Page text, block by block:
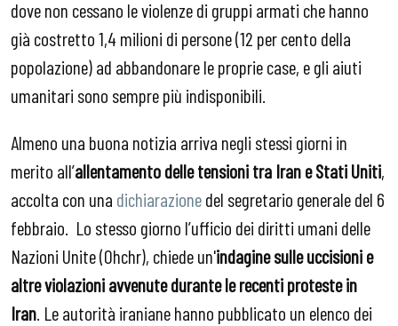
dove non cessano le violenze di gruppi armati che hanno
già costretto 1,4 milioni di persone (12 per cento della
popolazione) ad abbandonare le proprie case, e gli aiuti
umanitari sono sempre più indisponibili.
Almeno una buona notizia arriva negli stessi giorni in
merito all’allentamento delle tensioni tra Iran e Stati Uniti,
accolta con una dichiarazionedel segretario generale del 6
febbraio. Lo stesso giorno l’ufficio dei diritti umani delle
Nazioni Unite (Ohchr), chiede un'indagine sulle uccisioni e
altre violazioni avvenute durante le recenti proteste in
Iran . Le autorità iraniane hanno pubblicato un elenco dei